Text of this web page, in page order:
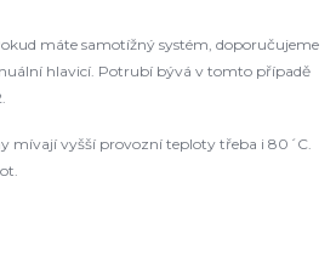
máte samotížný systém, doporučujeme
hlavicí. Potrubí bývá v tomto případě
mívají vyšší provozní teploty třeba i 80´C.